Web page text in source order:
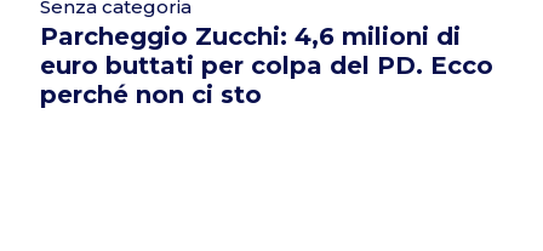
Senza categoria
Parcheggio Zucchi: 4,6 milioni di
euro buttati per colpa del PD. Ecco
perché non ci sto